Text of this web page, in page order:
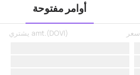
أوامر مفتوحة
يشتري amt.(DOVI) سعر